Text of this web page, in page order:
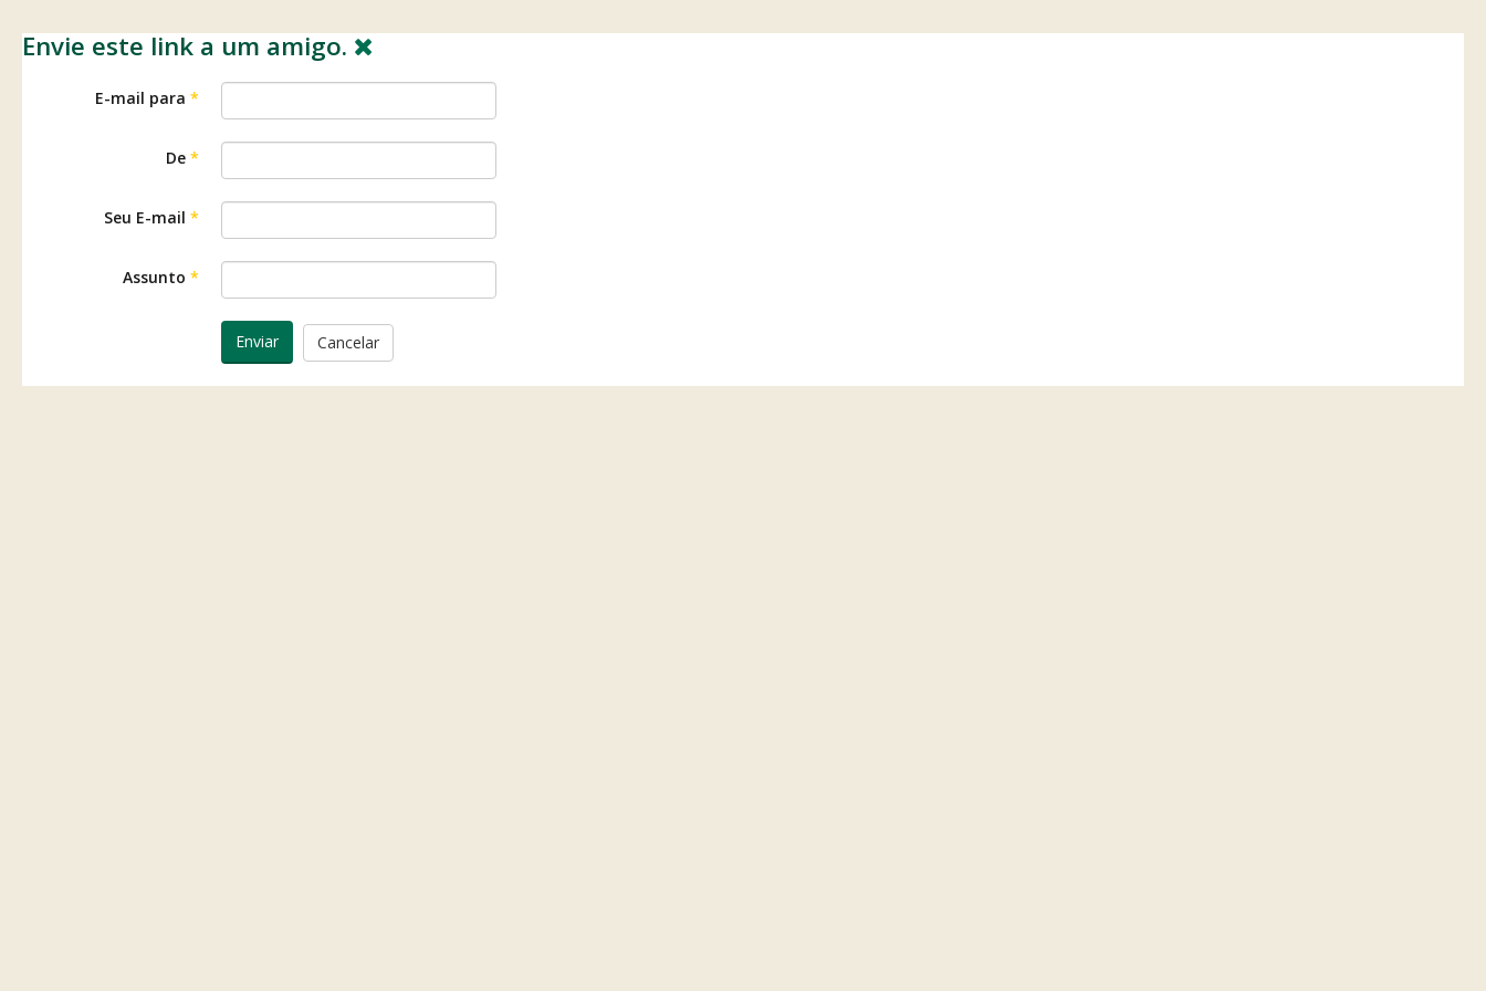
Envie este link a um amigo.
E-mail para *
De *
Seu E-mail *
Assunto *
Enviar Cancelar